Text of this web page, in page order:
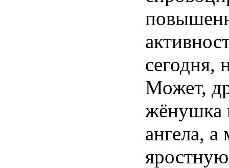
сегодня,
Может,
жёнушка
ангела, а